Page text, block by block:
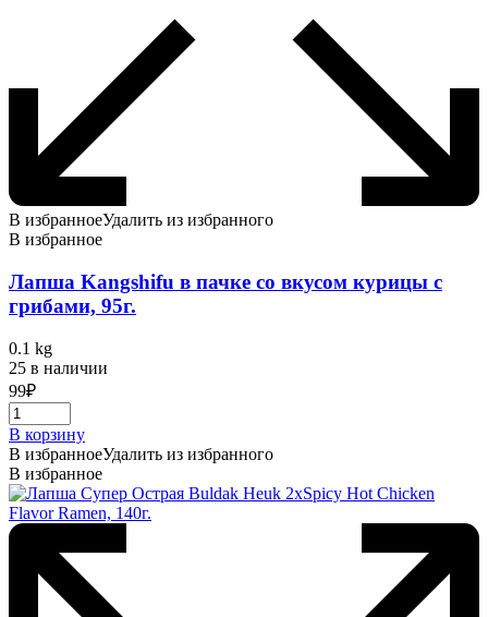
В избранноеУдалить из избранного
В избранное
Лапша Kangshifu в пачке со вкусом курицы с
грибами, 95г.
0.1 kg
25 в наличии
99₽
В корзину
В избранноеУдалить из избранного
В избранное